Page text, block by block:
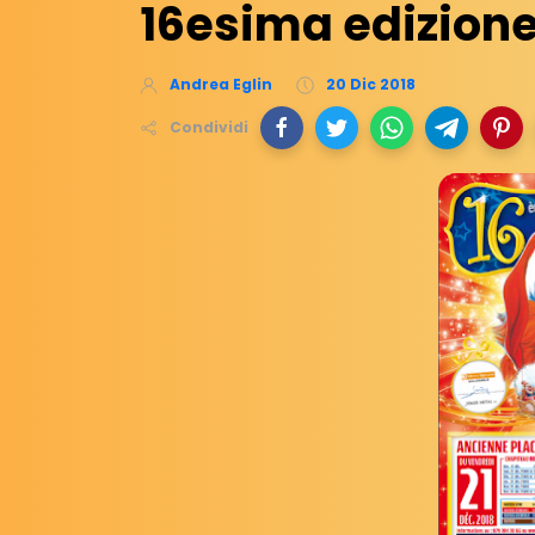
16esima
Andrea Eglin 20 Dic 2018
Condividi